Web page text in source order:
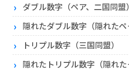
ダブル数字（ペア、二国同盟）
隠れたダブル数字（隠れたペア）
トリプル数字（三国同盟）
隠れたトリプル数字（隠れたトリプル）